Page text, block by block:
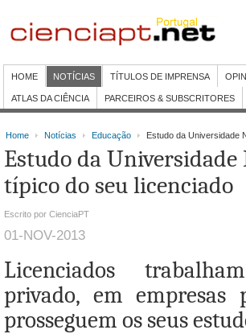
HOME NOTÍCIAS TÍTULOS DE IMPRENSA
ATLAS DA CIÊNCIA PARCEIROS & SUBSCRITORES
Home Notícias Educação Estudo da Universidade
Estudo da
típico do seu licenciado
Escrito por CienciaPT
01-NOV-2013
Licenciados
privado, em empresas
prosseguem os seus